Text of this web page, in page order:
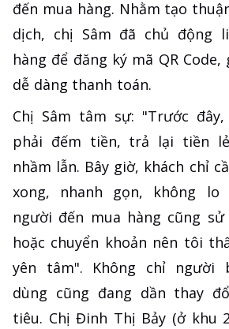
đến mua hàng. Nhằm tạo
dịch, chị Sâm đã chủ động
hàng để đăng ký mã QR
dễ dàng thanh toán.
Chị Sâm tâm sự: "Trước
phải đếm tiền, trả lại tiền
nhầm lẫn. Bây giờ, khách chỉ
xong, nhanh gọn, không lo
người đến mua hàng cũng
hoặc chuyển khoản nên tôi
yên tâm". Không chỉ người
dùng cũng đang dần thay
tiêu. Chị Đinh Thị Bảy (ở khu